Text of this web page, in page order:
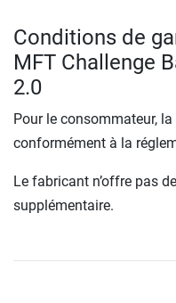
Conditions de
MFT Challenge
2.0
Pour le consommateur,
conformément à la
Le fabricant n’offre pas
supplémentaire.